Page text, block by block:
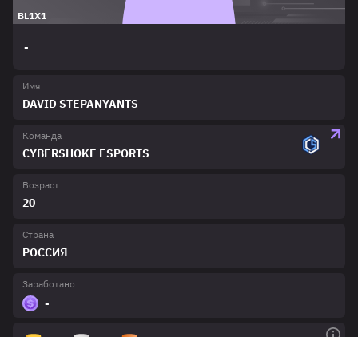
BL1X1
-
Имя
DAVID STEPANYANTS
Команда
CYBERSHOKE ESPORTS
Возраст
20
Страна
РОССИЯ
Заработано
-